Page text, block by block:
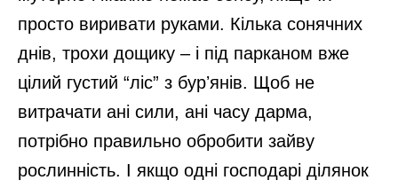
просто виривати руками. Кілька сонячних
днів, трохи дощику – і під парканом вже
цілий густий “ліс” з бурʼянів. Щоб не
витрачати ані сили, ані часу дарма,
потрібно правильно обробити зайву
рослинність. І якщо одні господарі ділянок